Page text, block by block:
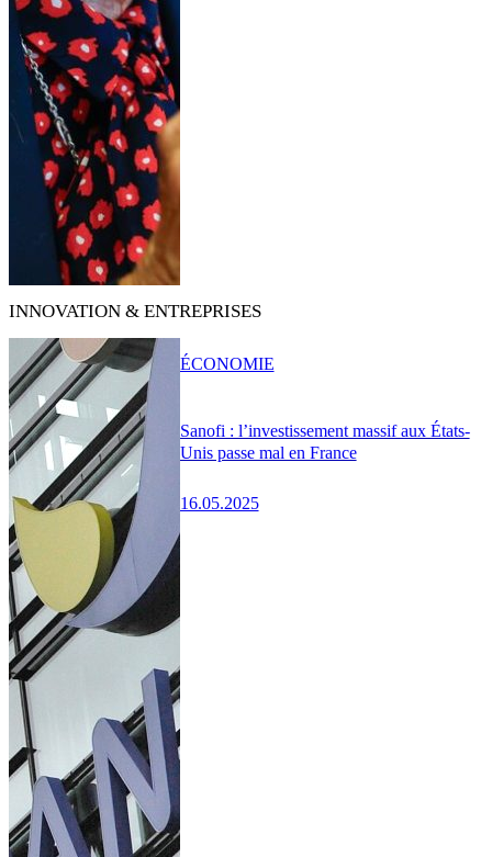
INNOVATION & ENTREPRISES
Sanofi : l’investissement massif aux États-
Unis passe mal en France
16.05.2025
ÉCONOMIE